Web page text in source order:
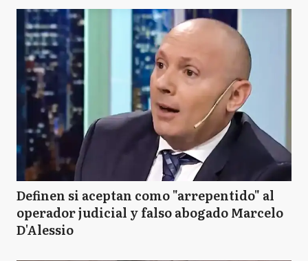
Definen si aceptan como "arrepentido" al
operador judicial y falso abogado Marcelo
D'Alessio